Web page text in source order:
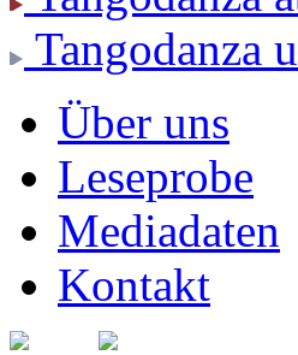
Tangodanza
Über uns
Leseprobe
Mediadaten
Kontakt